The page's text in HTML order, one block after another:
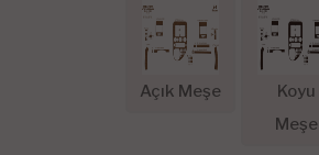
Açık Meşe
Koyu
Meşe